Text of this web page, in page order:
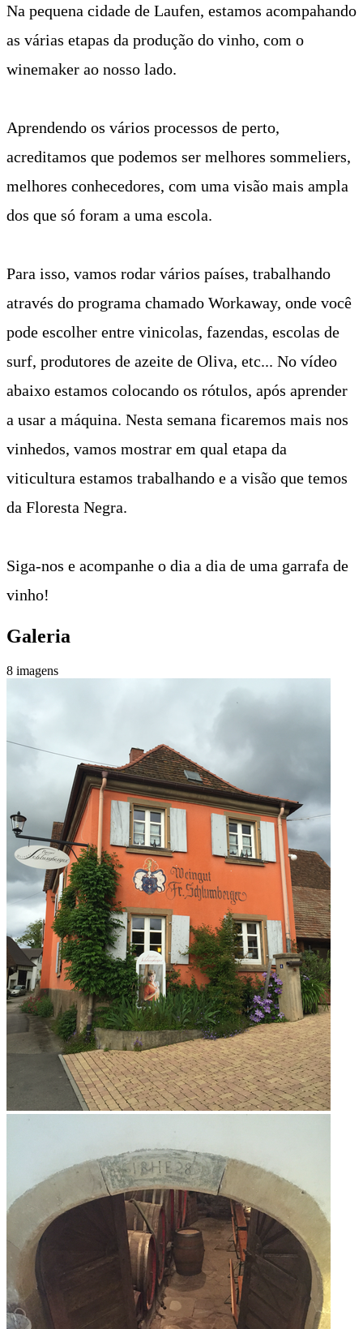
Na pequena cidade de Laufen, estamos acompahando
as várias etapas da produção do vinho, com o
winemaker ao nosso lado.
Aprendendo os vários processos de perto,
acreditamos que podemos ser melhores sommeliers,
melhores conhecedores, com uma visão mais ampla
dos que só foram a uma escola.
Para isso, vamos rodar vários países, trabalhando
através do programa chamado Workaway, onde você
pode escolher entre vinicolas, fazendas, escolas de
surf, produtores de azeite de Oliva, etc... No vídeo
abaixo estamos colocando os rótulos, após aprender
a usar a máquina. Nesta semana ficaremos mais nos
vinhedos, vamos mostrar em qual etapa da
viticultura estamos trabalhando e a visão que temos
da Floresta Negra.
Siga-nos e acompanhe o dia a dia de uma garrafa de
vinho!
Galeria
8 imagens